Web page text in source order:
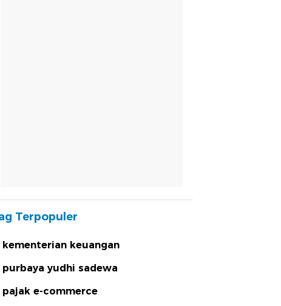
Terpopuler
kementerian keuangan
purbaya yudhi sadewa
pajak e-commerce